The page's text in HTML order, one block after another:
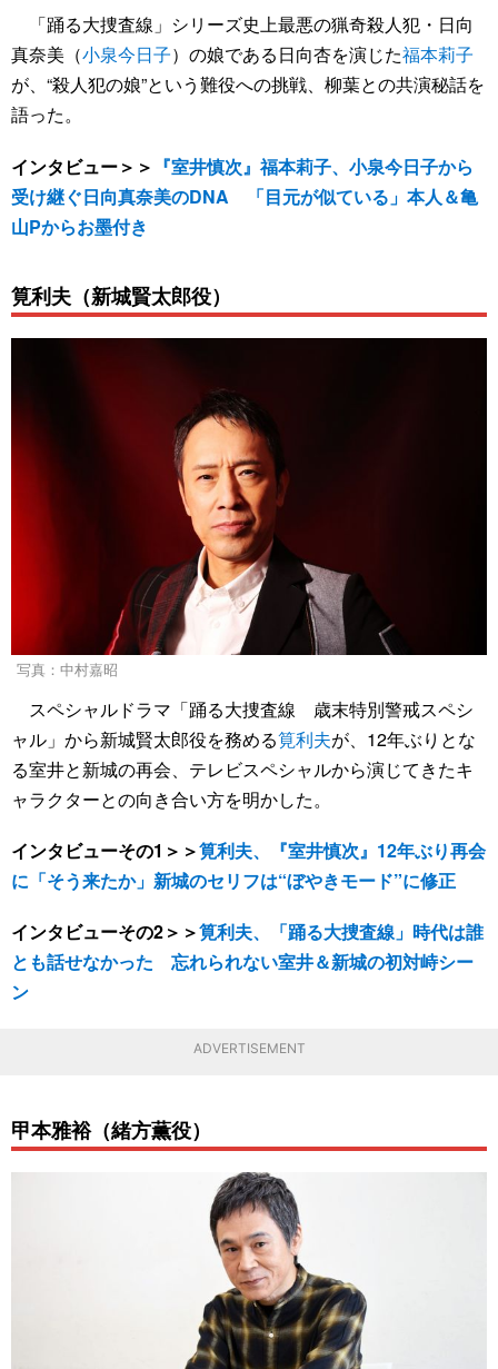
「踊る大捜査線」シリーズ史上最悪の猟奇殺人犯・日向
真奈美（小泉今日子）の娘である日向杏を演じた福本莉子
が、“殺人犯の娘”という難役への挑戦、柳葉との共演秘話を
語った。
インタビュー＞＞ 『室井慎次』福本莉子、小泉今日子から
受け継ぐ日向真奈美のDNA 「目元が似ている」本人＆亀
山Pからお墨付き
筧利夫（新城賢太郎役）
写真：中村嘉昭
スペシャルドラマ「踊る大捜査線 歳末特別警戒スペシ
ャル」から新城賢太郎役を務める筧利夫が、12年ぶりとな
る室井と新城の再会、テレビスペシャルから演じてきたキ
ャラクターとの向き合い方を明かした。
インタビューその1＞＞筧利夫、『室井慎次』12年ぶり再会
に「そう来たか」新城のセリフは“ぼやきモード”に修正
インタビューその2＞＞筧利夫、「踊る大捜査線」時代は誰
とも話せなかった 忘れられない室井＆新城の初対峙シー
ン
ADVERTISEMENT
甲本雅裕（緒方薫役）